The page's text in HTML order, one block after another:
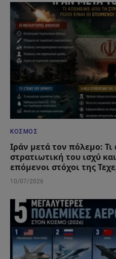
ΚΌΣΜΟΣ
Ιράν μετά τον πόλεμο:
στρατιωτική του ισχύ
επόμενοι στόχοι της
10/07/2026